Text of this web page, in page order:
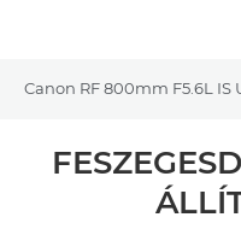
Canon RF 800mm F5.6L IS
Áttekintés